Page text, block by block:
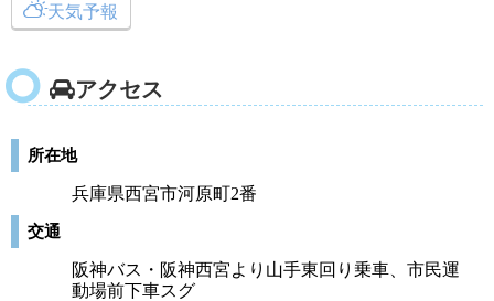
天気予報
アクセス
所在地
兵庫県西宮市河原町2番
交通
阪神バス・阪神西宮より山手東回り乗車、市民運
動場前下車スグ